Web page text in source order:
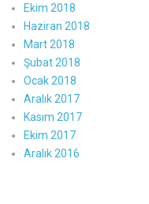
Ekim 2018
Haziran 2018
Mart 2018
Şubat 2018
Ocak 2018
Aralık 2017
Kasım 2017
Ekim 2017
Aralık 2016